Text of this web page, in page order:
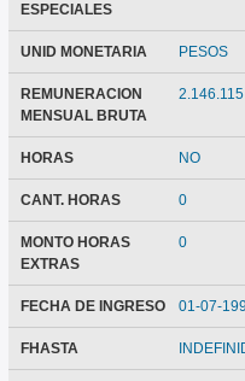
ESPECIALES
UNID MONETARIA PESOS
REMUNERACION
MENSUAL BRUTA
2.146.115
HORAS NO
CANT. HORAS 0
MONTO HORAS
EXTRAS
0
FECHA DE INGRESO 01-07-
FHASTA